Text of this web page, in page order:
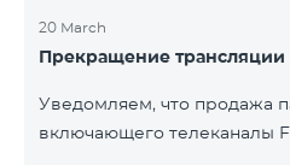
20 March
Прекращение трансляции
Уведомляем, что продажа
включающего телеканалы